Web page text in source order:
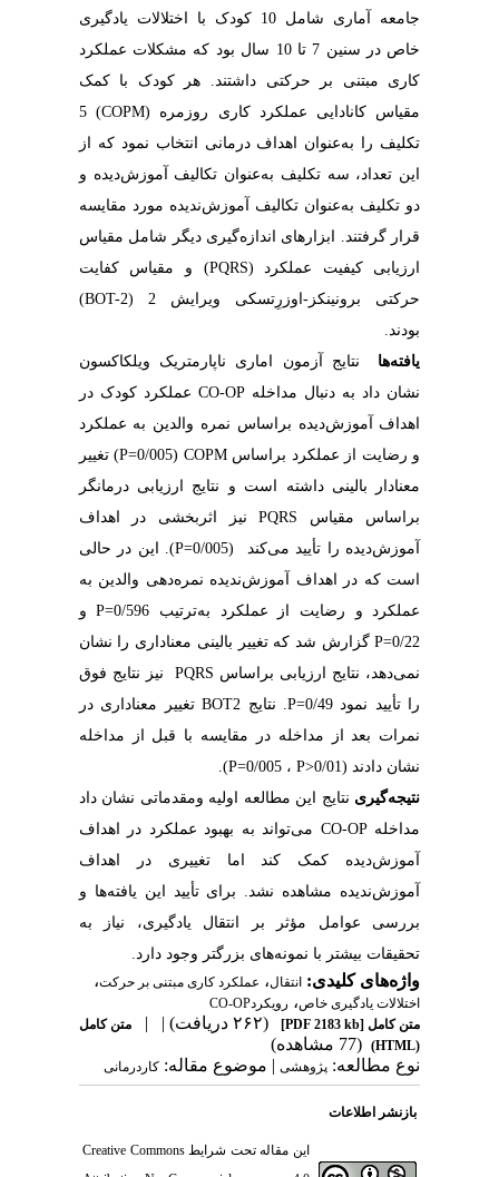
جامعه آماری شامل 10 کودک با اختلالات یادگیری
خاص در سنین 7 تا 10 سال بود که مشکلات عملکرد
کاری مبتنی بر حرکتی داشتند. هر کودک با کمک
مقیاس کانادایی عملکرد کاری روزمره (COPM) 5
تکلیف را به‌عنوان اهداف درمانی انتخاب نمود که از
این تعداد، سه تکلیف به‌عنوان تکالیف آموزش‌دیده و
دو تکلیف به‌عنوان تکالیف آموزش‌ندیده مورد مقایسه
قرار گرفتند. ابزارهای اندازه‌گیری دیگر شامل مقیاس
ارزیابی کیفیت عملکرد (PQRS) و مقیاس کفایت
حرکتی برونینکز-اوزرِتسکی ویرایش 2 (BOT-2)
بودند.
یافته‌ها نتایج آزمون اماری ناپارمتریک ویلکاکسون
نشان داد به دنبال مداخله CO-OP عملکرد کودک در
اهداف آموزش‌دیده براساس نمره والدین به عملکرد
و رضایت از عملکرد براساس P=0/005) COPM) تغییر
معنادار بالینی داشته است و نتایج ارزیابی درمانگر
براساس مقیاس PQRS نیز اثربخشی در اهداف
آموزش‌دیده را تأیید می‌کند (P=0/005). این در حالی
است که در اهداف آموزش‌ندیده نمره‌دهی والدین به
عملکرد و رضایت از عملکرد به‌ترتیب P=0/596 و
P=0/22 گزارش شد که تغییر بالینی معناداری را نشان
نمی‌دهد، نتایج ارزیابی براساس PQRS نیز نتایج فوق
را تأیید نمود 0/49=P. نتایج BOT2 تغییر معناداری در
نمرات بعد از مداخله در مقایسه با قبل از مداخله
نشان دادند (P=0/005 ، P>0/01).
نتیجه‌گیری نتایج این مطالعه اولیه ومقدماتی نشان داد
مداخله CO-OP می‌تواند به بهبود عملکرد در اهداف
آموزش‌دیده کمک کند اما تغییری در اهداف
آموزش‌ندیده مشاهده نشد. برای تأیید این یافته‌ها و
بررسی عوامل مؤثر بر انتقال یادگیری، نیاز به
تحقیقات بیشتر با نمونه‌های بزرگتر وجود دارد.
واژه‌های کلیدی: انتقال، عملکرد کاری مبتنی بر حرکت،
اختلالات یادگیری خاص، رویکردCO-OP
متن کامل[PDF 2183 kb] (۲۶۲ دریافت) | |
متن کامل
(HTML)
(77 مشاهده)
نوع مطالعه: پژوهشی| موضوع مقاله: کاردرمانی
بازنشر اطلاعات
این مقاله تحت شرایطCreative Commons